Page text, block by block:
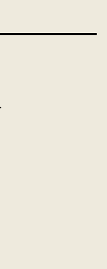
.